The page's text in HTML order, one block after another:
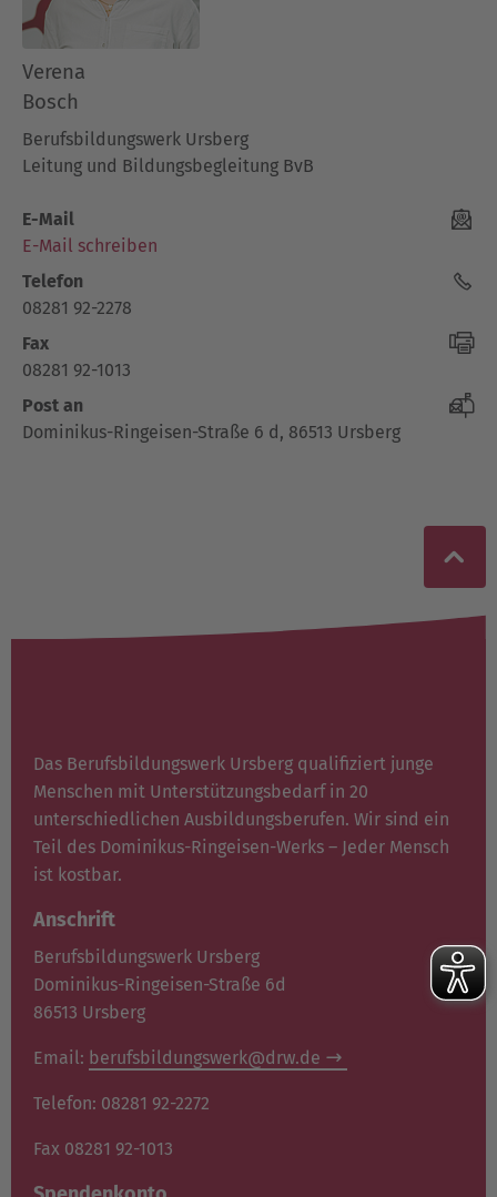
Verena
Bosch
Berufsbildungswerk Ursberg
Leitung und Bildungsbegleitung BvB
E-Mail
E-Mail schreiben
Telefon
08281 92-2278
Fax
08281 92-1013
Post an
Dominikus-Ringeisen-Straße 6 d, 86513 Ursberg
Das Berufsbildungswerk Ursberg qualifiziert junge
Menschen mit Unterstützungsbedarf in 20
unterschiedlichen Ausbildungsberufen. Wir sind ein
Teil des Dominikus-Ringeisen-Werks – Jeder Mensch
ist kostbar.
Anschrift
Berufsbildungswerk Ursberg
Dominikus-Ringeisen-Straße 6d
86513 Ursberg
Email: berufsbildungswerk@drw.de
Telefon: 08281 92-2272
Fax 08281 92-1013